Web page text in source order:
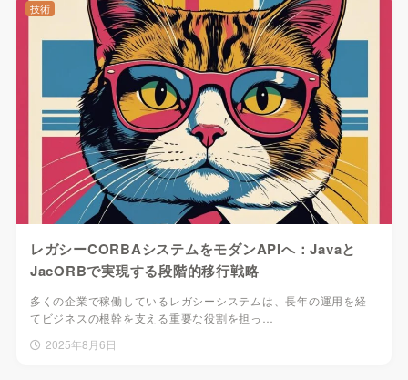
レガシーCORBAシステムをモダンAPIへ：Javaと
JacORBで実現する段階的移行戦略
多くの企業で稼働しているレガシーシステムは、長年の運用を経
てビジネスの根幹を支える重要な役割を担っ…
2025年8月6日
技術